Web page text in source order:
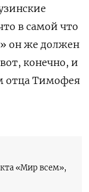
в самой что
он же должен
конечно, и
отца Тимофея
«Мир всем»,